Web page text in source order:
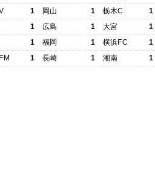
1
岡山
1
広島
1
福岡
1 長崎
1
栃木C
1
1
大宮
1
1
横浜FC
1
1
湘南 1